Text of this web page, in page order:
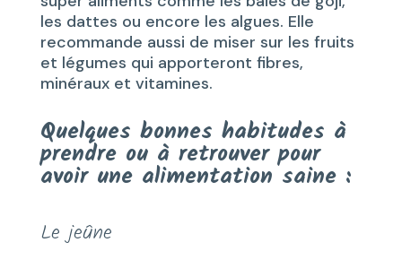
les dattes ou encore les algues. Elle
recommande aussi de miser sur les fruits
et légumes qui apporteront fibres,
minéraux et vitamines.
Quelques bonnes habitudes à
prendre ou à retrouver pour
avoir une alimentation saine :
Le jeûne